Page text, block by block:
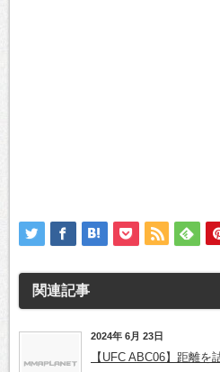
関連記事
2024年 6月 23日
【UFC ABC06】距離